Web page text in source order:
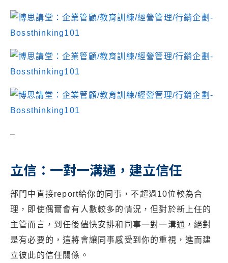
–
立信：一對一溝通，建立信任
部門中直接report給你的同事，不超過10位較為合
理，即使偶爾會有人數較多的情況，但對於新上任的
主管而言，到任後儘快安排和同事一對一溝通，絕對
是有必要的，這將會讓同事感受到你的重視，進而建
立彼此的信任關係。